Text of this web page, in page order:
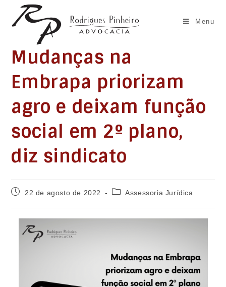
Menu
Mudanças na
Embrapa priorizam
agro e deixam função
social em 2º plano,
diz sindicato
Post22 de agosto de 2022
Categoria
Assessoria Jurídica